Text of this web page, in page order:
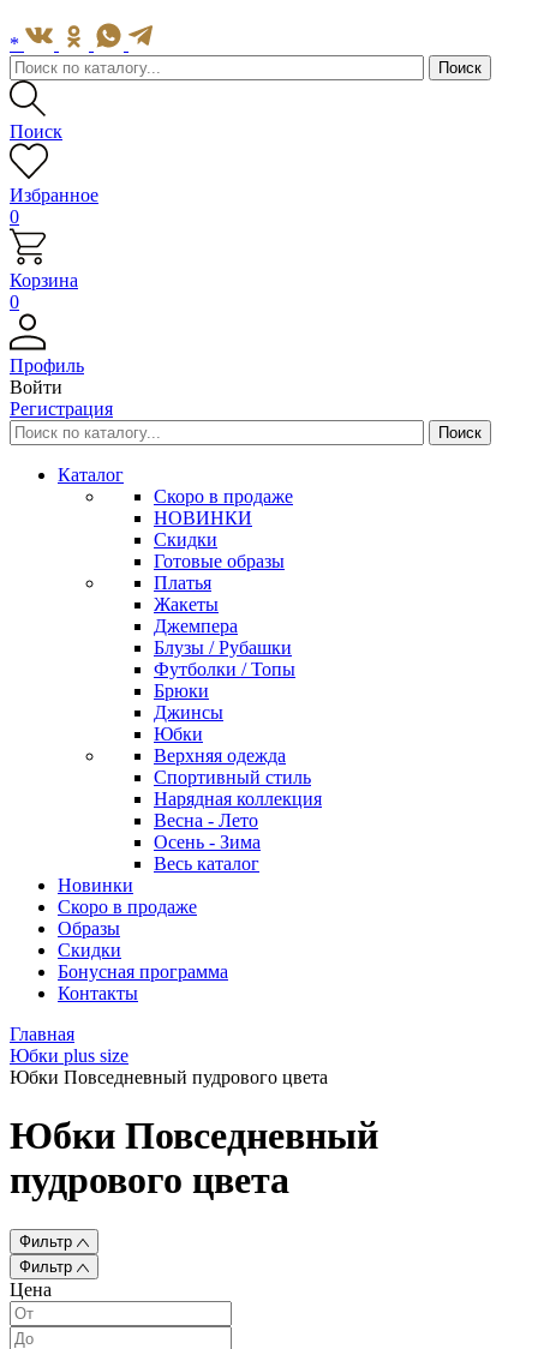
*
Поиск
Избранное
0
Корзина
0
Профиль
Войти
Регистрация
Каталог
Скоро в продаже
НОВИНКИ
Скидки
Готовые образы
Платья
Жакеты
Джемпера
Блузы / Рубашки
Футболки / Топы
Брюки
Джинсы
Юбки
Верхняя одежда
Спортивный стиль
Нарядная коллекция
Весна - Лето
Осень - Зима
Весь каталог
Новинки
Скоро в продаже
Образы
Скидки
Бонусная программа
Контакты
Главная
Юбки plus size
Юбки Повседневный пудрового цвета
Юбки Повседневный
пудрового цвета
Фильтр
Фильтр
Цена